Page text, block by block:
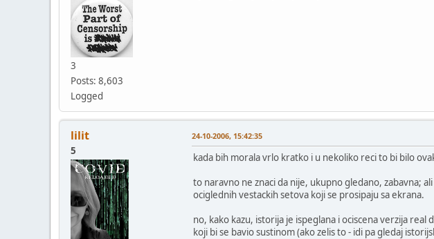
3
Posts: 8,603
Logged
lilit
5
24-10-2006, 15:42:35
kada bih morala vrlo kratko i u nekoliko reci to bi bilo
to naravno ne znaci da nije, ukupno gledano, zabavna;
ociglednih vestackih setova koji se prosipaju sa ekrana.
no, kako kazu, istorija je ispeglana i ociscena verzija
koji bi se bavio sustinom (ako zelis to - idi pa gledaj